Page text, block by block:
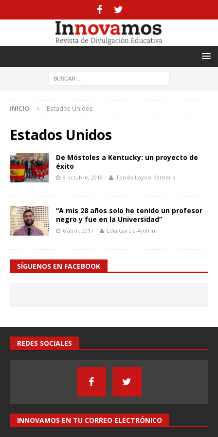
INICIO Estados Unidos
Estados Unidos
De Móstoles a Kentucky: un proyecto de
éxito
8 octubre, 2018 Tomás Loyola Barberis
“A mis 28 años solo he tenido un profesor
negro y fue en la Universidad”
6 abril, 2017 Lola García-Ajofrín
SÍGUENOS EN FACEBOOK
REDES SOCIALES
INNOVAMOS EN TU CORREO ELECTRÓNICO